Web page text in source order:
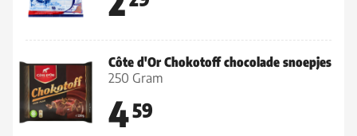
Côte d'Or Chokotoff chocolade snoepjes
250 Gram
459